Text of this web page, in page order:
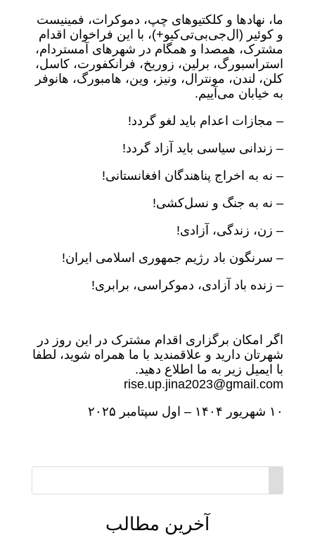
ما، نهادها و کلکتیوهای چپ، دموکرات، فمینیست
و کوئیر (ال‌جی‌بی‌تی‌کیو+)، با این فراخوان اقدام
مشترک، همصدا و همگام در شهرهای آمستردام،
استراسبورگ، برلین، زوریخ، فرانکفورت، کاسل،
کلن، لندن، مونترال، ونیز، وین، هامبورگ، هانوفر
به خیابان می‌آییم.
– مجازات اعدام باید لغو گردد!
– زندانی سیاسی باید آزاد گردد!
– نه به اخراج پناهندگان افغانستانی!
– نه به جنگ و نسل‌کشی!
– زن، زندگی، آزادی!
– سرنگون باد رژیم جمهوری اسلامی ایران!
– زنده باد آزادی، دموکراسی، برابری!
اگر امکان برگزاری اقدام مشترک در این روز در
شهرتان دارید و علاقمندید با ما همراه شوید، لطفا
با ایمیل زیر به ما اطلاع دهید.
rise.up.jina2023@gmail.com
۱۰ شهریور ۱۴۰۴ – اول سپتامبر ۲۰۲۵
آخرین مطالب